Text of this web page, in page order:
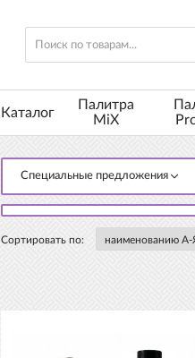
Каталог
Палитра
MiX
Сортировать по:
Специальные предложения